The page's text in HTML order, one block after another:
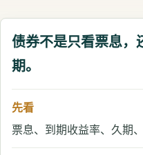
债券不是只看票息，
期。
先看
票息、到期收益率、久期